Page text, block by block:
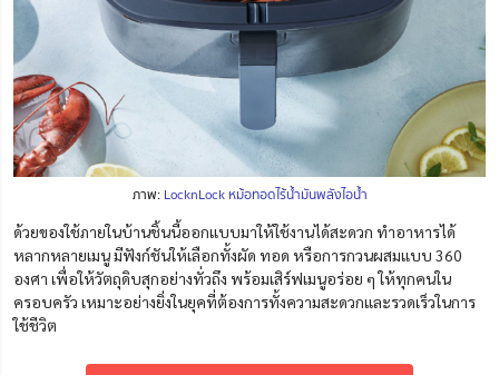
ภาพ: LocknLock หม้อทอดไร้น้ำมันพลังไอน้ำ
ด้วยของใช้ภายในบ้านชิ้นนี้ออกแบบมาให้ใช้งานได้สะดวก ทำอาหารได้
หลากหลายเมนู มีฟังก์ชันให้เลือกทั้งผัด ทอด หรือการกวนผสมแบบ 360
องศา เพื่อให้วัตถุดิบสุกอย่างทั่วถึง พร้อมเสิร์ฟเมนูอร่อย ๆ ให้ทุกคนใน
ครอบครัว เหมาะอย่างยิ่งในยุคที่ต้องการทั้งความสะดวกและรวดเร็วในการ
ใช้ชีวิต